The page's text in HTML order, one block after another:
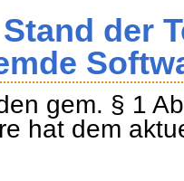
der
gem. § 1
hat dem